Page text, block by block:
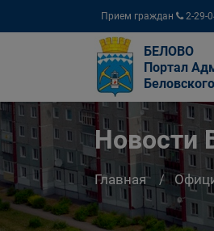
Прием граждан 2-29-
БЕЛОВО
Портал
Новости
Главная